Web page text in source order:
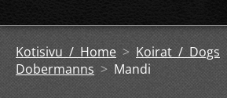
Kotisivu / Home > Koirat / Dogs
Dobermanns > Mandi